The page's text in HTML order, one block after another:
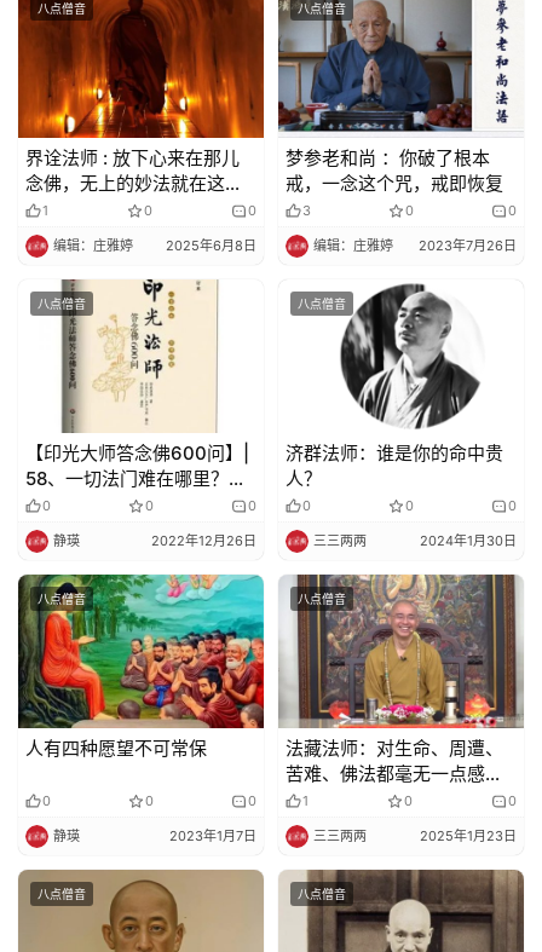
公
益
慈
善
佛
教
人
物
视
频
纪
录
佛
教
艺
术
政
策
法
规
登录 注册
八点僧音
界诠法师 : 放下心来在那儿
念佛，无上的妙法就在这
里，无上的神咒就在这里
1 0 0
编辑：庄雅婷 2025年6月8日
八点僧音
梦参老和尚 ：你破了根本
戒，一念这个咒，戒即恢复
3 0 0
编辑：庄雅婷 2023年7月26日
八点僧音
【印光大师答念佛600问】|
58、一切法门难在哪里？净
土法门易在哪里？
0 0 0
静瑛 2022年12月26日
八点僧音
济群法师：谁是你的命中贵
人？
0 0 0
三三两两 2024年1月30日
八点僧音
人有四种愿望不可常保
0 0 0
静瑛 2023年1月7日
八点僧音
法藏法师：对生命、周遭、
苦难、佛法都毫无一点感动
的人，他所学到的会是怎样
的佛法
1 0 0
三三两两 2025年1月23日
八点僧音 八点僧音